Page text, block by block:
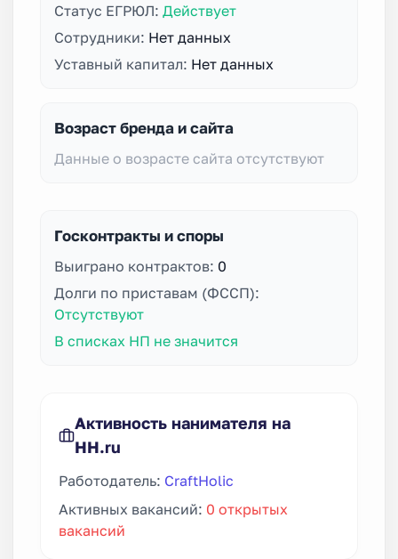
Статус ЕГРЮЛ: Действует
Сотрудники: Нет данных
Уставный капитал: Нет данных
Возраст бренда и сайта
Данные о возрасте сайта отсутствуют
Госконтракты и споры
Выиграно контрактов: 0
Долги по приставам (ФССП):
Отсутствуют
В списках НП не значится
Активность нанимателя на
HH.ru
Работодатель: CraftHolic
Активных вакансий: 0 открытых
вакансий